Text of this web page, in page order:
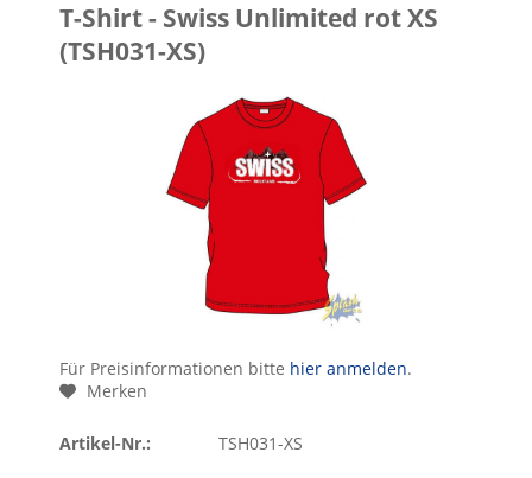
T-Shirt - Swiss Unlimited rot XS
(TSH031-XS)
Für Preisinformationen bitte hier anmelden.
Merken
Artikel-Nr.: TSH031-XS